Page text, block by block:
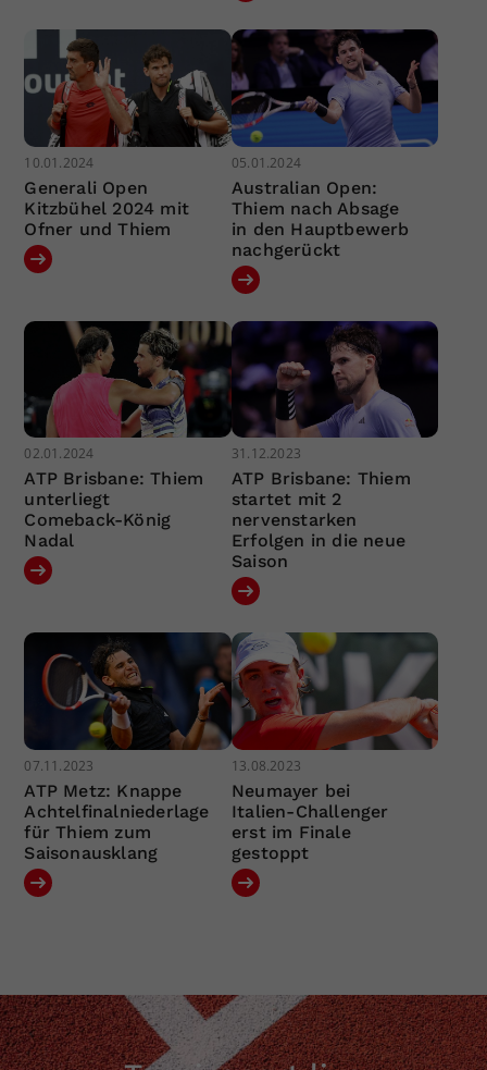
10.01.2024
Generali Open
Kitzbühel 2024 mit
Ofner und Thiem
05.01.2024
Australian Open:
Thiem nach Absage
in den Hauptbewerb
nachgerückt
02.01.2024
ATP Brisbane: Thiem
unterliegt
Comeback-König
Nadal
31.12.2023
ATP Brisbane: Thiem
startet mit 2
nervenstarken
Erfolgen in die neue
Saison
07.11.2023
ATP Metz: Knappe
Achtelfinalniederlage
für Thiem zum
Saisonausklang
13.08.2023
Neumayer bei
Italien-Challenger
erst im Finale
gestoppt